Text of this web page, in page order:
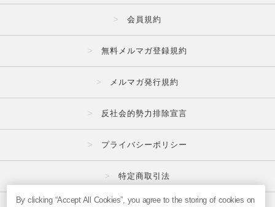
会員規約
無料メルマガ登録規約
メルマガ発行規約
反社会的勢力排除宣言
プライバシーポリシー
特定商取引法
By clicking “Accept All Cookies”, you agree to the storing of cookies on